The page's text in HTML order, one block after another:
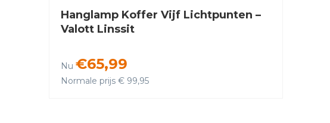
Hanglamp Koffer Vijf Lichtpunten –
Valott Linssit
Nu €65,99
Normale prijs € 99,95